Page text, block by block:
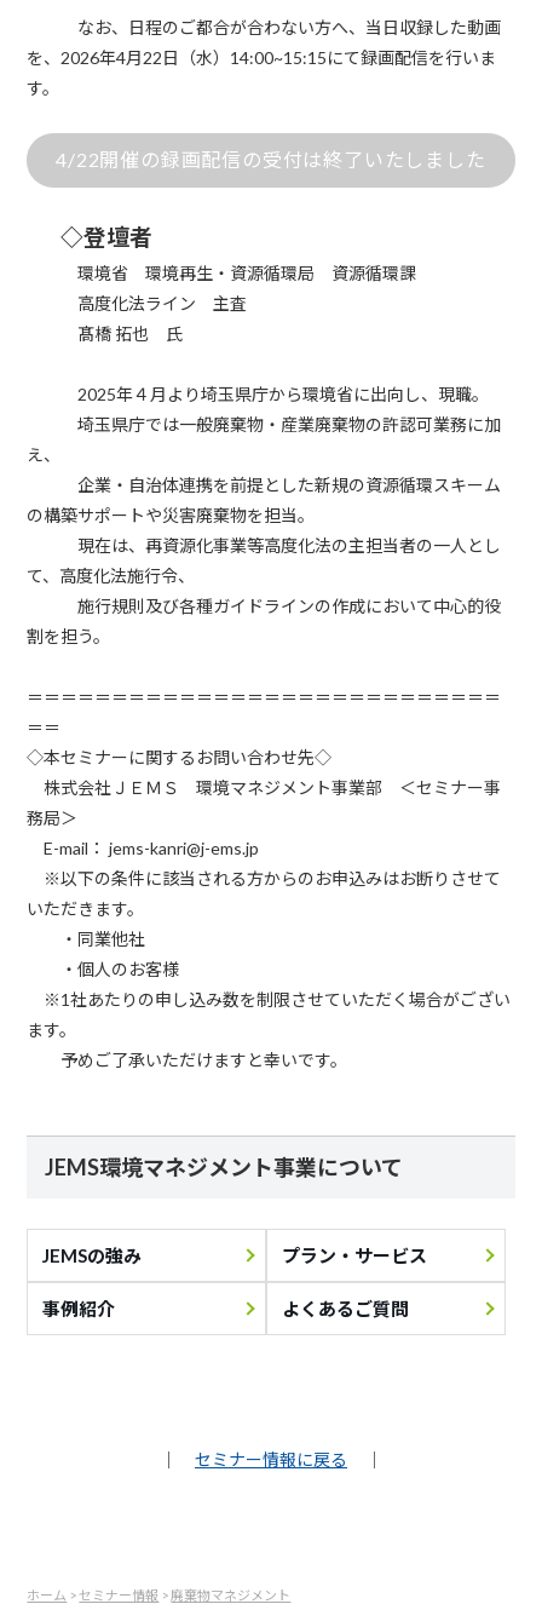
なお、日程のご都合が合わない方へ、当日収録した動画
を、 2026年4月22日（水） 14:00~15:15にて録画配信を行いま
す。
4/22開催の録画配信の受付は終了いたしました
◇登壇者
環境省 環境再生・資源循環局 資源循環課
高度化法ライン 主査
髙橋 拓也 氏
2025年４月より埼玉県庁から環境省に出向し、現職。
埼玉県庁では一般廃棄物・産業廃棄物の許認可業務に加
え、
企業・自治体連携を前提とした新規の資源循環スキーム
の構築サポートや災害廃棄物を担当。
現在は、再資源化事業等高度化法の主担当者の一人とし
て、高度化法施行令、
施行規則及び各種ガイドラインの作成において中心的役
割を担う。
＝＝＝＝＝＝＝＝＝＝＝＝＝＝＝＝＝＝＝＝＝＝＝＝＝＝＝＝
＝＝
◇本セミナーに関するお問い合わせ先◇
株式会社ＪＥＭＳ 環境マネジメント事業部 ＜セミナー事
務局＞
E-mail ： jems-kanri@j-ems.jp
※以下の条件に該当される方からのお申込みはお断りさせて
いただきます。
・同業他社
・個人のお客様
※1社あたりの申し込み数を制限させていただく場合がござい
ます。
予めご了承いただけますと幸いです。
JEMS環境マネジメント事業について
JEMSの強み プラン・サービス
事例紹介 よくあるご質問
セミナー情報に戻る
ホーム > セミナー情報 > 廃棄物マネジメント